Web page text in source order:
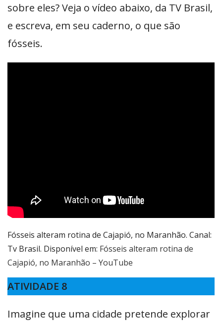
sobre eles? Veja o vídeo abaixo, da TV Brasil,
e escreva, em seu caderno, o que são
fósseis.
Fósseis alteram rotina de Cajapió, no Maranhão. Canal:
Tv Brasil. Disponível em: Fósseis alteram rotina de
Cajapió, no Maranhão – YouTube
ATIVIDADE 8
Imagine que uma cidade pretende explorar